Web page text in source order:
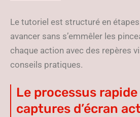
Le tutoriel est structuré en
avancer sans s’emmêler les
chaque action avec des repères
conseils pratiques.
Le processus
captures d’écran